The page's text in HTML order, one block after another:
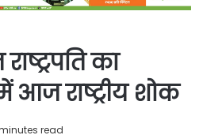
का
आज राष्ट्रीय शोक
read